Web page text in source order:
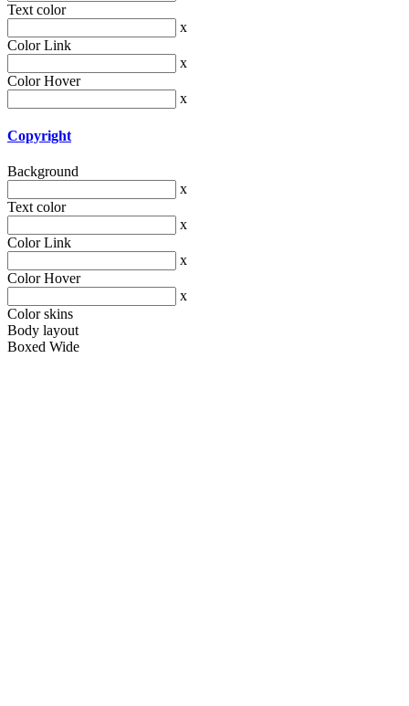
Text color
x
Color Link
x
Color Hover
x
Copyright
Background
x
Text color
x
Color Link
x
Color Hover
x
Color skins
Body layout
Boxed Wide